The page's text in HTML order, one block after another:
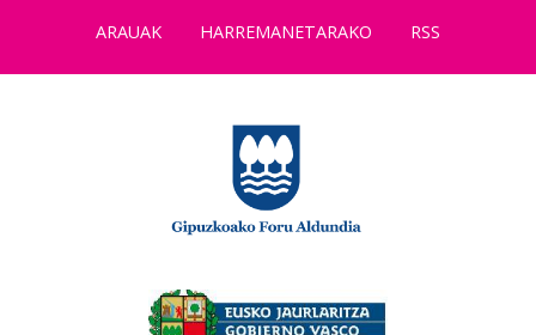
ARAUAK
HARREMANETARAKO RSS